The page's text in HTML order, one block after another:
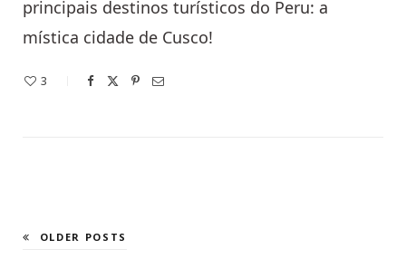
principais destinos turísticos do Peru: a
mística cidade de Cusco!
3
OLDER POSTS